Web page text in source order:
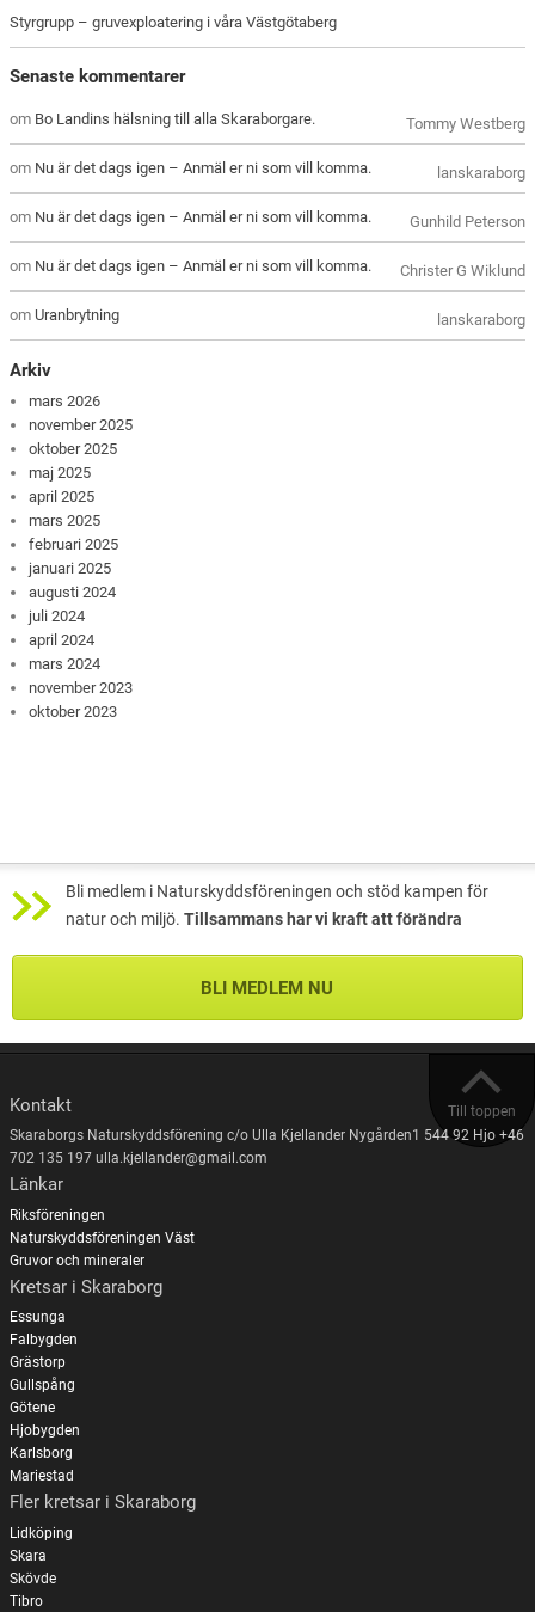
Styrgrupp – gruvexploatering i våra Västgötaberg
Senaste kommentarer
Tommy Westberg
om Bo Landins hälsning till alla Skaraborgare.
lanskaraborg
om Nu är det dags igen – Anmäl er ni som vill komma.
Gunhild Peterson
om Nu är det dags igen – Anmäl er ni som vill komma.
Christer G Wiklund
om Nu är det dags igen – Anmäl er ni som vill komma.
lanskaraborg
om Uranbrytning
Arkiv
mars 2026
november 2025
oktober 2025
maj 2025
april 2025
mars 2025
februari 2025
januari 2025
augusti 2024
juli 2024
april 2024
mars 2024
november 2023
oktober 2023
Bli medlem i Naturskyddsföreningen och stöd kampen för
natur och miljö. Tillsammans har vi kraft att förändra
BLI MEDLEM NU
Till toppen
Kontakt
Skaraborgs Naturskyddsförening c/o Ulla Kjellander Nygården1 544 92 Hjo +46
702 135 197 ulla.kjellander@gmail.com
Länkar
Riksföreningen
Naturskyddsföreningen Väst
Gruvor och mineraler
Kretsar i Skaraborg
Essunga
Falbygden
Grästorp
Gullspång
Götene
Hjobygden
Karlsborg
Mariestad
Fler kretsar i Skaraborg
Lidköping
Skara
Skövde
Tibro